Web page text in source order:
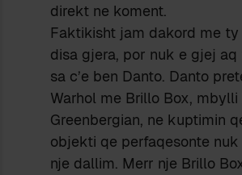
direkt ne koment.
Faktikisht jam dakord me ty
disa gjera, por nuk e gjej aq
sa c’e ben Danto. Danto
Warhol me Brillo Box,
Greenbergian, ne kuptimin
objekti qe perfaqesonte
nje dallim. Merr nje Brillo